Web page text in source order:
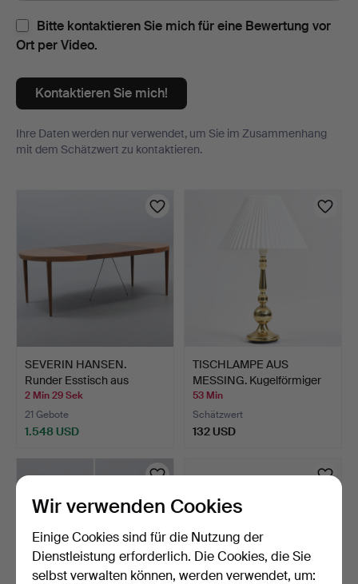
Bitte kontaktieren Sie mich für eine Bewertung vor
Ort per Video.
Kontaktieren Sie mich!
Ihre Daten werden nur verwendet, um Sie im Zusammenhang
mit dem Schätzwert zu kontaktieren.
SEVERIN HANSEN.
Runder Esstisch aus
Palisa…
2 Min 29 Sek
21 Gebote
1.548 USD
TISCHLAMPE AUS
MESSING. Kugelförmiger
Scha…
53 Min
Schätzwert
132 USD
Wir verwenden Cookies
Einige Cookies sind für die Nutzung der
Dienstleistung erforderlich. Die Cookies, die Sie
selbst verwalten können, werden verwendet, um: